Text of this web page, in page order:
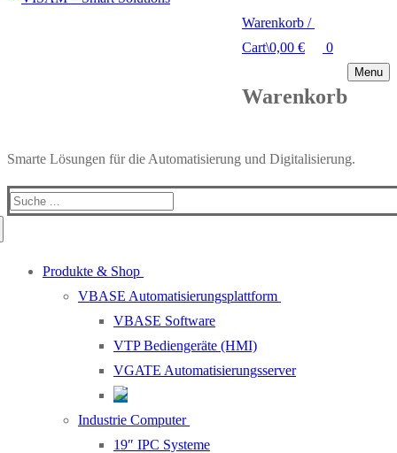
Warenkorb /
Cart\0,00 € 0
Warenkorb
Menu
Smarte Lösungen für die Automatisierung und Digitalisierung.
Search
Produkte & Shop
VBASE Automatisierungsplattform
VBASE Software
VTP Bediengeräte (HMI)
VGATE Automatisierungsserver
Industrie Computer
19″ IPC Systeme